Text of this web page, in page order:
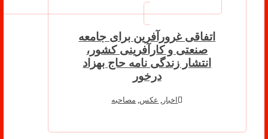
اتفاقی غرورآفرین برای جامعه
صنعتی و کارآفرینی کشور،
انتشار زندگی نامه حاج بهزاد
درخور
اخبار عکس مصاحبه